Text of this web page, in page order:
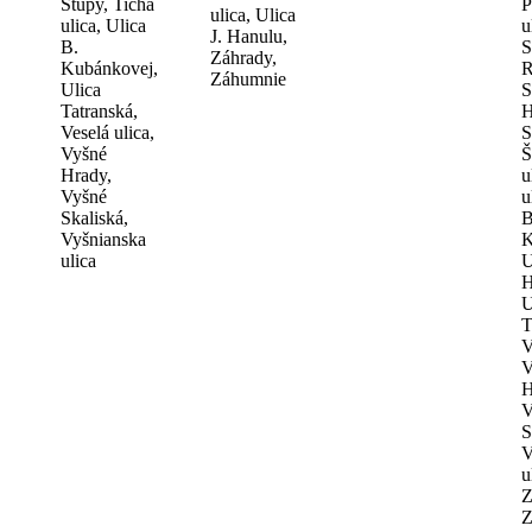
Stupy, Tichá
ulica, Ulica
B.
Kubánkovej,
Ulica
Tatranská,
Veselá ulica,
Vyšné
Hrady,
Vyšné
Skaliská,
Vyšnianska
ulica
ulica, Ulica
J. Hanulu,
Záhrady,
Záhumnie